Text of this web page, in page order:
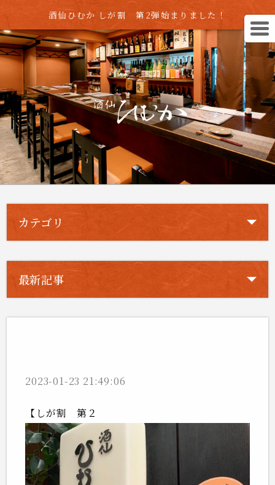
酒仙ひむか しが割 第2弾始まりました！
カテゴリ
最新記事
2023-01-23 21:49:06
【しが割 第２